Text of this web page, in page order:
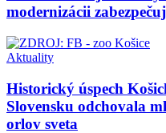
modernizácii
Aktuality
Historický úspech
Slovensku odchovala
orlov sveta